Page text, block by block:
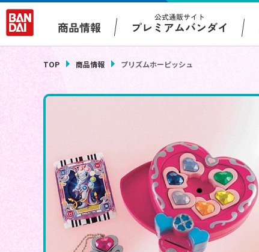
商品情報
公式通販サイト
プレミアムバンダイ
TOP 商品情報 プリズムホーピッシュ